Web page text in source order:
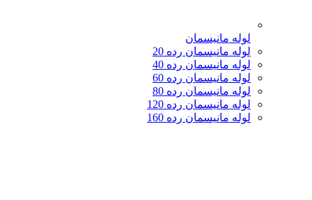
لوله مانیسمان
لوله مانیسمان رده 20
لوله مانیسمان رده 40
لوله مانیسمان رده 60
لوله مانیسمان رده 80
لوله مانیسمان رده 120
لوله مانیسمان رده 160